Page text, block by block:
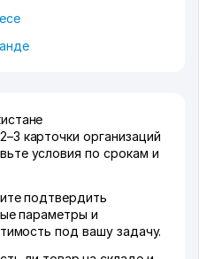
карточки организаций
условия по срокам и
подтвердить
параметры и
под вашу задачу.